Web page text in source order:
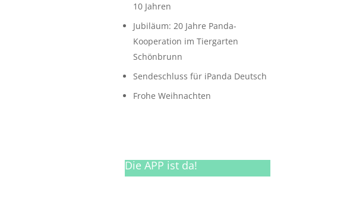
10 Jahren
Jubiläum: 20 Jahre Panda-
Kooperation im Tiergarten
Schönbrunn
Sendeschluss für iPanda Deutsch
Frohe Weihnachten
Die APP ist da!